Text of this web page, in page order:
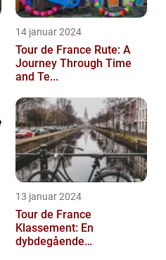
14 januar 2024
Tour de France Rute: A
Journey Through Time
and Te...
13 januar 2024
Tour de France
Klassement: En
dybdegående